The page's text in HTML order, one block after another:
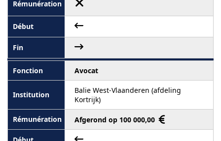
Avocat
Balie West-Vlaanderen (afdeling
Kortrijk)
Afgerond op 100 000,00